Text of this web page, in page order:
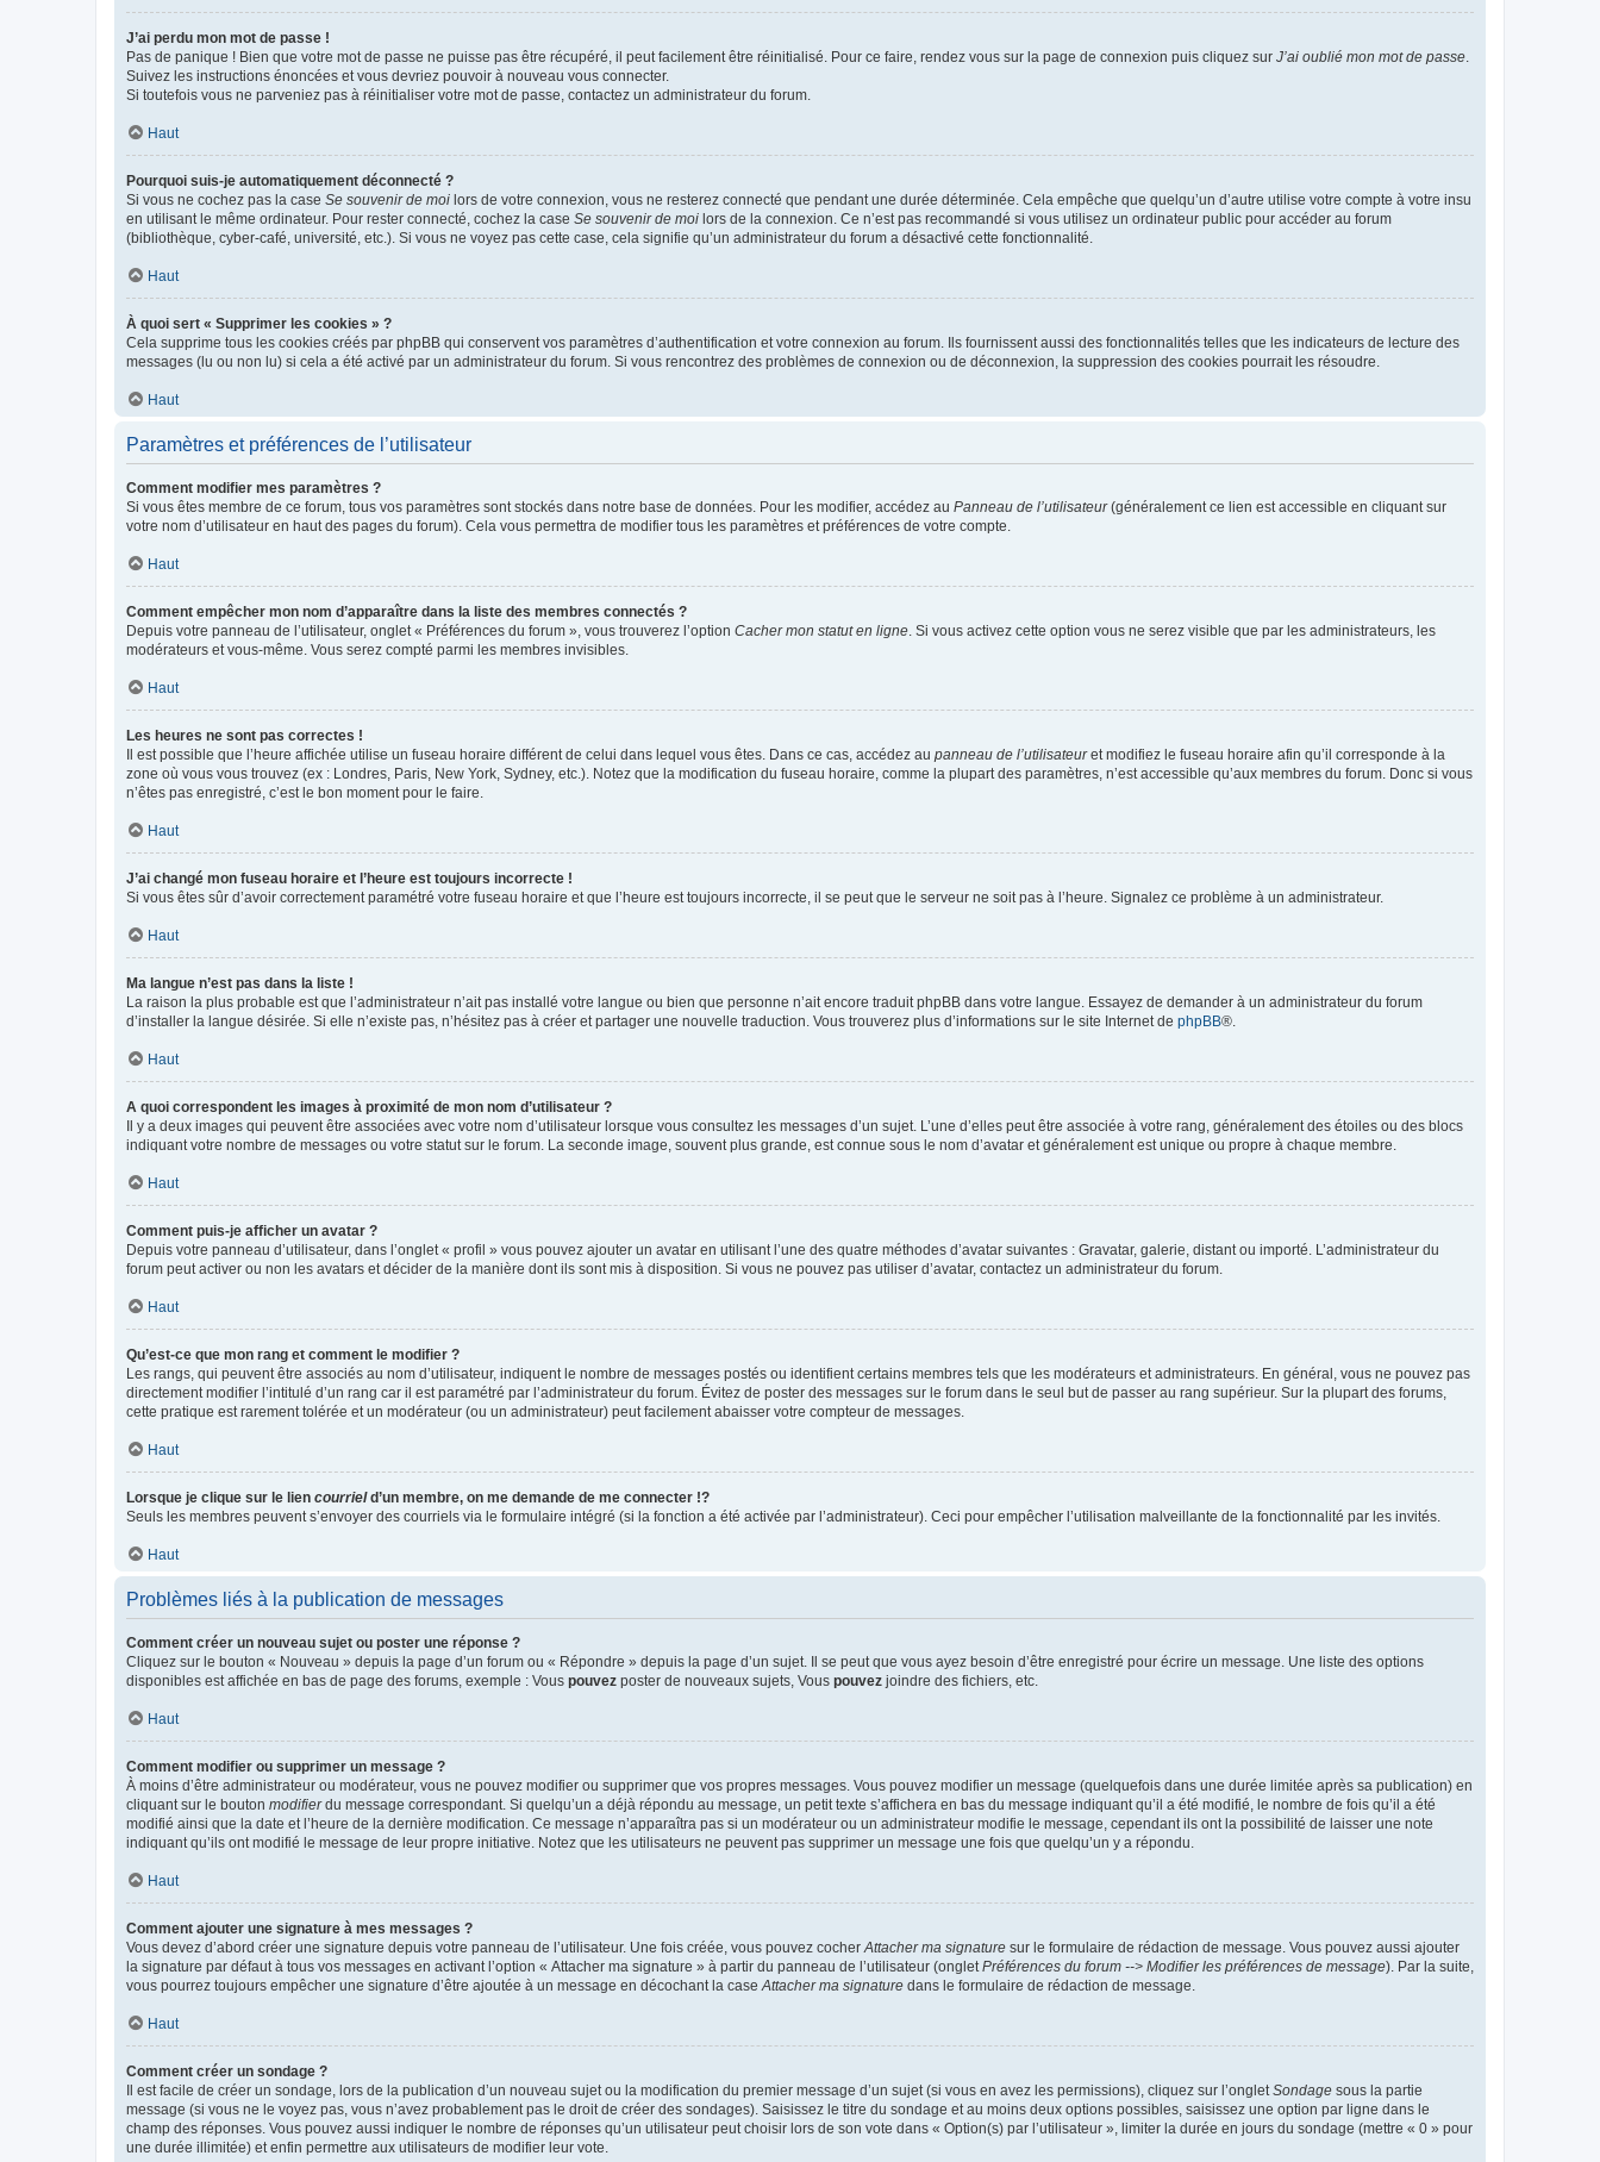
J’ai perdu mon mot de passe !
Pas de panique ! Bien que votre mot de passe ne puisse pas être récupéré, il peut facilement être réinitialisé. Pour ce faire, rendez vous sur la page de connexion puis cliquez sur J’ai oublié mon mot de passe
Suivez les instructions énoncées et vous devriez pouvoir à nouveau vous connecter.
Si toutefois vous ne parveniez pas à réinitialiser votre mot de passe, contactez un administrateur du forum.
Haut
Pourquoi suis-je automatiquement déconnecté ?
Si vous ne cochez pas la case Se souvenir de moi lors de votre connexion, vous ne resterez connecté que pendant une durée déterminée. Cela empêche que quelqu’un d’autre utilise votre compte à votre insu
en utilisant le même ordinateur. Pour rester connecté, cochez la case Se souvenir de moi lors de la connexion. Ce n’est pas recommandé si vous utilisez un ordinateur public pour accéder au forum
(bibliothèque, cyber-café, université, etc.). Si vous ne voyez pas cette case, cela signifie qu’un administrateur du forum a désactivé cette fonctionnalité.
Haut
À quoi sert « Supprimer les cookies » ?
Cela supprime tous les cookies créés par phpBB qui conservent vos paramètres d’authentification et votre connexion au forum. Ils fournissent aussi des fonctionnalités telles que les indicateurs de lecture des
messages (lu ou non lu) si cela a été activé par un administrateur du forum. Si vous rencontrez des problèmes de connexion ou de déconnexion, la suppression des cookies pourrait les résoudre.
Haut
Paramètres et préférences de l’utilisateur
Comment modifier mes paramètres ?
Si vous êtes membre de ce forum, tous vos paramètres sont stockés dans notre base de données. Pour les modifier, accédez au Panneau de l’utilisateur(généralement ce lien est accessible en cliquant sur
votre nom d’utilisateur en haut des pages du forum). Cela vous permettra de modifier tous les paramètres et préférences de votre compte.
Haut
Comment empêcher mon nom d’apparaître dans la liste des membres connectés ?
Depuis votre panneau de l’utilisateur, onglet « Préférences du forum », vous trouverez l’option Cacher mon statut en ligne . Si vous activez cette option vous ne serez visible que par les administrateurs, les
modérateurs et vous-même. Vous serez compté parmi les membres invisibles.
Haut
Les heures ne sont pas correctes !
Il est possible que l’heure affichée utilise un fuseau horaire différent de celui dans lequel vous êtes. Dans ce cas, accédez au panneau de l’utilisateuret modifiez le fuseau horaire afin qu’il corresponde à la
zone où vous vous trouvez (ex : Londres, Paris, New York, Sydney, etc.). Notez que la modification du fuseau horaire, comme la plupart des paramètres, n’est accessible qu’aux membres du forum. Donc si vous
n’êtes pas enregistré, c’est le bon moment pour le faire.
Haut
J’ai changé mon fuseau horaire et l’heure est toujours incorrecte !
Si vous êtes sûr d’avoir correctement paramétré votre fuseau horaire et que l’heure est toujours incorrecte, il se peut que le serveur ne soit pas à l’heure. Signalez ce problème à un administrateur.
Haut
Ma langue n’est pas dans la liste !
La raison la plus probable est que l’administrateur n’ait pas installé votre langue ou bien que personne n’ait encore traduit phpBB dans votre langue. Essayez de demander à un administrateur du forum
d’installer la langue désirée. Si elle n’existe pas, n’hésitez pas à créer et partager une nouvelle traduction. Vous trouverez plus d’informations sur le site Internet de phpBB®.
Haut
A quoi correspondent les images à proximité de mon nom d’utilisateur ?
Il y a deux images qui peuvent être associées avec votre nom d’utilisateur lorsque vous consultez les messages d’un sujet. L’une d’elles peut être associée à votre rang, généralement des étoiles ou des blocs
indiquant votre nombre de messages ou votre statut sur le forum. La seconde image, souvent plus grande, est connue sous le nom d’avatar et généralement est unique ou propre à chaque membre.
Haut
Comment puis-je afficher un avatar ?
Depuis votre panneau d’utilisateur, dans l’onglet « profil » vous pouvez ajouter un avatar en utilisant l’une des quatre méthodes d’avatar suivantes : Gravatar, galerie, distant ou importé. L’administrateur du
forum peut activer ou non les avatars et décider de la manière dont ils sont mis à disposition. Si vous ne pouvez pas utiliser d’avatar, contactez un administrateur du forum.
Haut
Qu’est-ce que mon rang et comment le modifier ?
Les rangs, qui peuvent être associés au nom d’utilisateur, indiquent le nombre de messages postés ou identifient certains membres tels que les modérateurs et administrateurs. En général, vous ne pouvez pas
directement modifier l’intitulé d’un rang car il est paramétré par l’administrateur du forum. Évitez de poster des messages sur le forum dans le seul but de passer au rang supérieur. Sur la plupart des forums,
cette pratique est rarement tolérée et un modérateur (ou un administrateur) peut facilement abaisser votre compteur de messages.
Haut
Lorsque je clique sur le lien courrield’un membre, on me demande de me connecter !?
Seuls les membres peuvent s’envoyer des courriels via le formulaire intégré (si la fonction a été activée par l’administrateur). Ceci pour empêcher l’utilisation malveillante de la fonctionnalité par les invités.
Haut
Problèmes liés à la publication de messages
Comment créer un nouveau sujet ou poster une réponse ?
Cliquez sur le bouton « Nouveau » depuis la page d’un forum ou « Répondre » depuis la page d’un sujet. Il se peut que vous ayez besoin d’être enregistré pour écrire un message. Une liste des options
disponibles est affichée en bas de page des forums, exemple : Vous pouvez poster de nouveaux sujets, Vous pouvez joindre des fichiers, etc.
Haut
Comment modifier ou supprimer un message ?
À moins d’être administrateur ou modérateur, vous ne pouvez modifier ou supprimer que vos propres messages. Vous pouvez modifier un message (quelquefois dans une durée limitée après sa publication) en
cliquant sur le bouton modifierdu message correspondant. Si quelqu’un a déjà répondu au message, un petit texte s’affichera en bas du message indiquant qu’il a été modifié, le nombre de fois qu’il a été
modifié ainsi que la date et l’heure de la dernière modification. Ce message n’apparaîtra pas si un modérateur ou un administrateur modifie le message, cependant ils ont la possibilité de laisser une note
indiquant qu’ils ont modifié le message de leur propre initiative. Notez que les utilisateurs ne peuvent pas supprimer un message une fois que quelqu’un y a répondu.
Haut
Comment ajouter une signature à mes messages ?
Vous devez d’abord créer une signature depuis votre panneau de l’utilisateur. Une fois créée, vous pouvez cocher Attacher ma signature sur le formulaire de rédaction de message. Vous pouvez aussi ajouter
la signature par défaut à tous vos messages en activant l’option « Attacher ma signature » à partir du panneau de l’utilisateur (onglet Préférences du forum --> Modifier les préférences de message). Par la suite,
vous pourrez toujours empêcher une signature d’être ajoutée à un message en décochant la case Attacher ma signature dans le formulaire de rédaction de message.
Haut
Comment créer un sondage ?
Il est facile de créer un sondage, lors de la publication d’un nouveau sujet ou la modification du premier message d’un sujet (si vous en avez les permissions), cliquez sur l’onglet Sondage sous la partie
message (si vous ne le voyez pas, vous n’avez probablement pas le droit de créer des sondages). Saisissez le titre du sondage et au moins deux options possibles, saisissez une option par ligne dans le
champ des réponses. Vous pouvez aussi indiquer le nombre de réponses qu’un utilisateur peut choisir lors de son vote dans « Option(s) par l’utilisateur », limiter la durée en jours du sondage (mettre « 0 » pour
une durée illimitée) et enfin permettre aux utilisateurs de modifier leur vote.